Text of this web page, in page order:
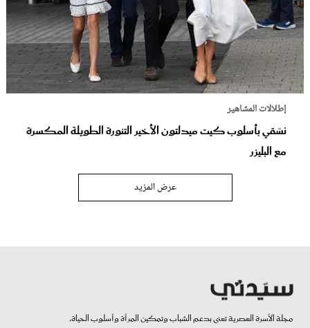
إطلالات المشاهير
نسّقي بأسلوب كيت ميدلتون الأخير التنورة الطويلة المكسرة
مع البليزر
عرض المزيد
مجلة الأسرة العصرية تعنى بدعم الشباب وتمكين المرأة وأسلوب الحياة.